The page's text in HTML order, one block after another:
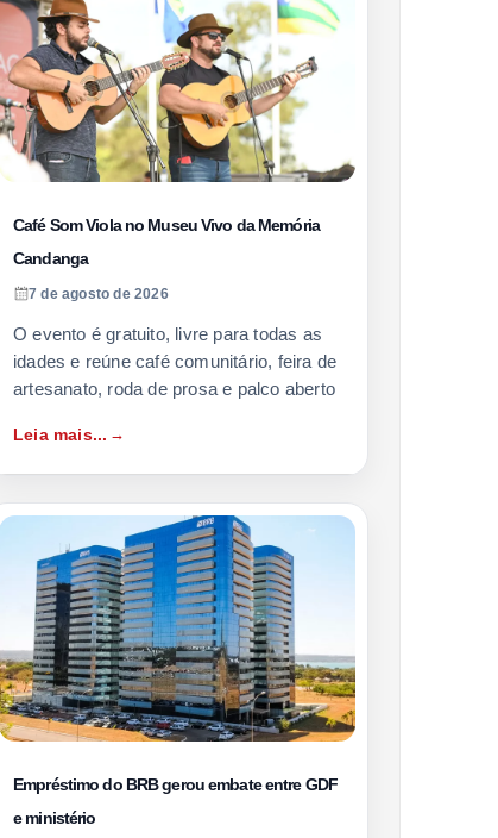
Café Som Viola no Museu Vivo da Memória
Candanga
7 de agosto de 2026
O evento é gratuito, livre para todas as
idades e reúne café comunitário, feira de
artesanato, roda de prosa e palco aberto
Leia mais...
Empréstimo do BRB gerou embate entre GDF
e ministério